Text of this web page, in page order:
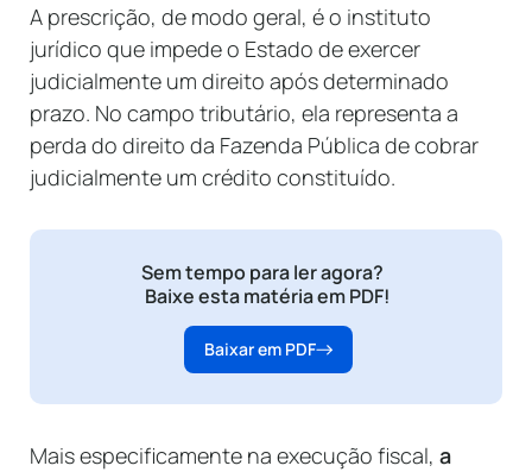
A prescrição, de modo geral, é o instituto
jurídico que impede o Estado de exercer
judicialmente um direito após determinado
prazo. No campo tributário, ela representa a
perda do direito da Fazenda Pública de cobrar
judicialmente um crédito constituído.
Sem tempo para ler agora?
Baixe esta matéria em PDF!
Baixar em PDF
Mais especificamente na execução fiscal, a